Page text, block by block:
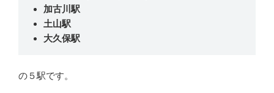
加古川駅
土山駅
大久保駅
の５駅です。